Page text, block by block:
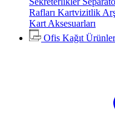
Rafları Kartvizitlik
Kart Aksesuarları
Ofis Kağıt